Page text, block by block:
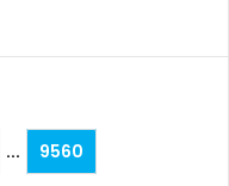
...
9560